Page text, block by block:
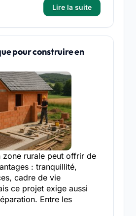
Lire la suite
pour construire en
zone rurale peut offrir de
: tranquillité,
cadre de vie
ce projet exige aussi
Entre les